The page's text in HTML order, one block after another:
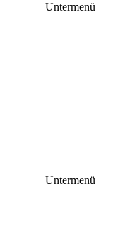
Untermenü
Untermenü